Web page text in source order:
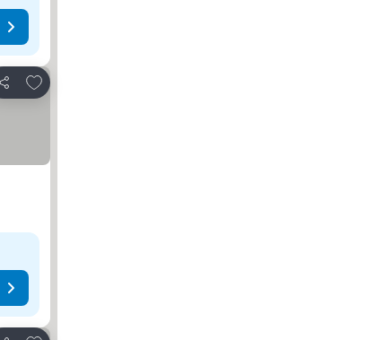
Teilen
Zu Favoriten hinzufügen